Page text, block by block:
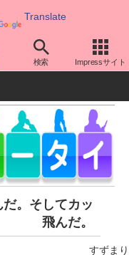
Translate
検索 Impressサイト
その他
。そしてカッ
飛んだ。
すずまり